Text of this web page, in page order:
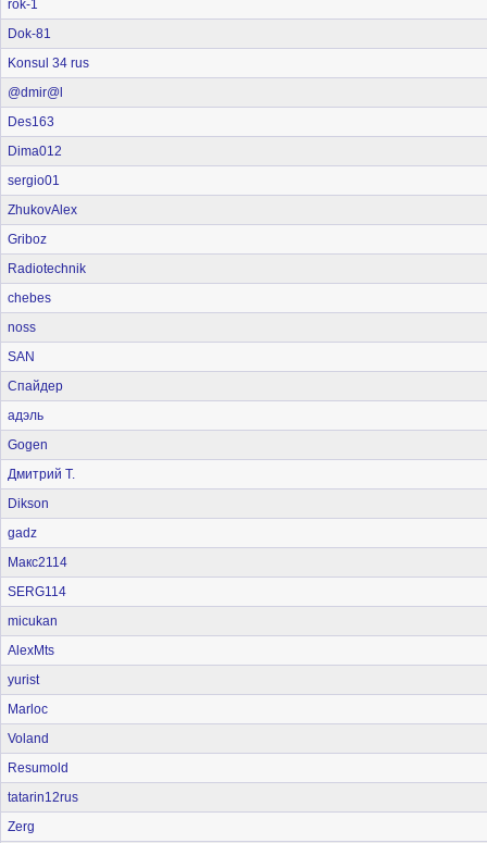
rok-1
Dok-81
Konsul 34 rus
@dmir@l
Des163
Dima012
sergio01
ZhukovAlex
Griboz
Radiotechnik
chebes
noss
SAN
Спайдер
адэль
Gogen
Дмитрий Т.
Dikson
gadz
Макс2114
SERG114
micukan
AlexMts
yurist
Marloc
Voland
Resumold
tatarin12rus
Zerg